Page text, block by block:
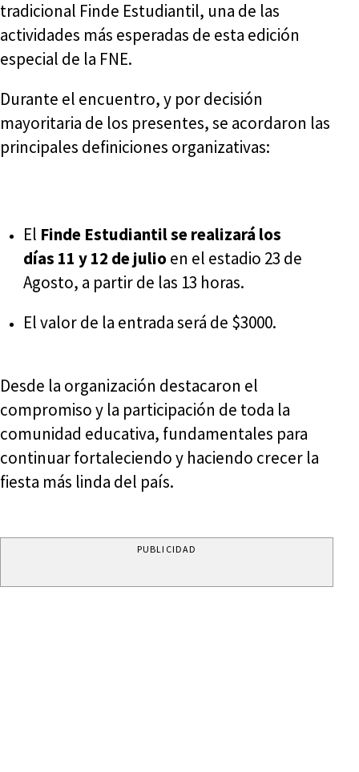
tradicional Finde Estudiantil, una de las
actividades más esperadas de esta edición
especial de la FNE.
Durante el encuentro, y por decisión
mayoritaria de los presentes, se acordaron las
principales definiciones organizativas:
El Finde Estudiantil se realizará los
días 11 y 12 de julioen el estadio 23 de
Agosto, a partir de las 13 horas.
El valor de la entrada será de $3000.
Desde la organización destacaron el
compromiso y la participación de toda la
comunidad educativa, fundamentales para
continuar fortaleciendo y haciendo crecer la
fiesta más linda del país.
PUBLICIDAD